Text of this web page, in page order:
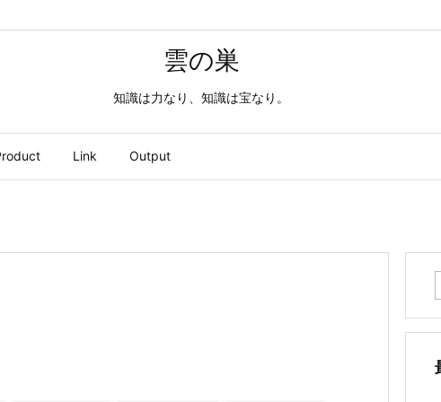
雲の巣
知識は力なり、知識は宝なり。
Link Output